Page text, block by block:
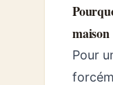
maison
Pour